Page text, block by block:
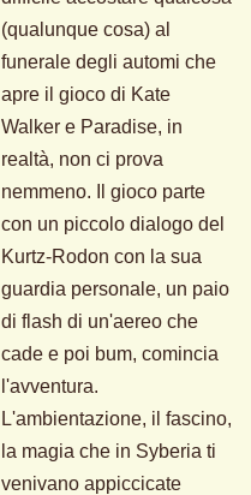
(qualunque cosa) al
funerale degli automi che
apre il gioco di Kate
Walker e Paradise, in
realtà, non ci prova
nemmeno. Il gioco parte
con un piccolo dialogo del
Kurtz-Rodon con la sua
guardia personale, un paio
di flash di un'aereo che
cade e poi bum, comincia
l'avventura.
L'ambientazione, il fascino,
la magia che in Syberia ti
venivano appiccicate